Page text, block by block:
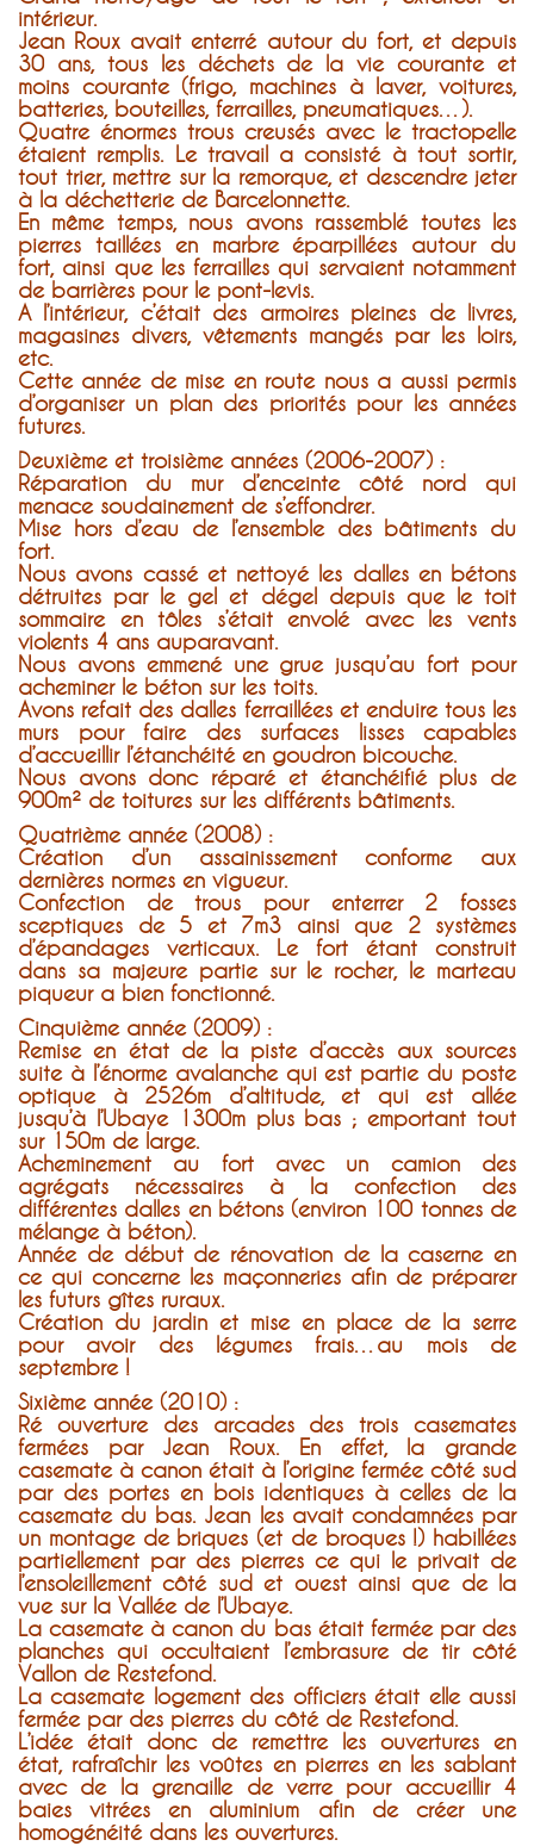
intérieur.
Jean Roux avait enterré autour du fort, et depuis
30 ans, tous les déchets de la vie courante et
moins courante (frigo, machines à laver, voitures,
batteries, bouteilles, ferrailles, pneumatiques…).
Quatre énormes trous creusés avec le tractopelle
étaient remplis. Le travail a consisté à tout sortir,
tout trier, mettre sur la remorque, et descendre jeter
à la déchetterie de Barcelonnette.
En même temps, nous avons rassemblé toutes les
pierres taillées en marbre éparpillées autour du
fort, ainsi que les ferrailles qui servaient notamment
de barrières pour le pont-levis.
A l’intérieur, c’était des armoires pleines de livres,
magasines divers, vêtements mangés par les loirs,
etc.
Cette année de mise en route nous a aussi permis
d’organiser un plan des priorités pour les années
futures.
Deuxième et troisième années (2006-2007) :
Réparation du mur d’enceinte côté nord qui
menace soudainement de s’effondrer.
Mise hors d’eau de l’ensemble des bâtiments du
fort.
Nous avons cassé et nettoyé les dalles en bétons
détruites par le gel et dégel depuis que le toit
sommaire en tôles s’était envolé avec les vents
violents 4 ans auparavant.
Nous avons emmené une grue jusqu’au fort pour
acheminer le béton sur les toits.
Avons refait des dalles ferraillées et enduire tous les
murs pour faire des surfaces lisses capables
d’accueillir l’étanchéité en goudron bicouche.
Nous avons donc réparé et étanchéifié plus de
900m² de toitures sur les différents bâtiments.
Quatrième année (2008) :
Création d’un assainissement conforme aux
dernières normes en vigueur.
Confection de trous pour enterrer 2 fosses
sceptiques de 5 et 7m3 ainsi que 2 systèmes
d’épandages verticaux. Le fort étant construit
dans sa majeure partie sur le rocher, le marteau
piqueur a bien fonctionné.
Cinquième année (2009) :
Remise en état de la piste d’accès aux sources
suite à l’énorme avalanche qui est partie du poste
optique à 2526m d’altitude, et qui est allée
jusqu’à l’Ubaye 1300m plus bas ; emportant tout
sur 150m de large.
Acheminement au fort avec un camion des
agrégats nécessaires à la confection des
différentes dalles en bétons (environ 100 tonnes de
mélange à béton).
Année de début de rénovation de la caserne en
ce qui concerne les maçonneries afin de préparer
les futurs gîtes ruraux.
Création du jardin et mise en place de la serre
pour avoir des légumes frais…au mois de
septembre !
Sixième année (2010) :
Ré ouverture des arcades des trois casemates
fermées par Jean Roux. En effet, la grande
casemate à canon était à l’origine fermée côté sud
par des portes en bois identiques à celles de la
casemate du bas. Jean les avait condamnées par
un montage de briques (et de broques !) habillées
partiellement par des pierres ce qui le privait de
l’ensoleillement côté sud et ouest ainsi que de la
vue sur la Vallée de l’Ubaye.
La casemate à canon du bas était fermée par des
planches qui occultaient l’embrasure de tir côté
Vallon de Restefond.
La casemate logement des officiers était elle aussi
fermée par des pierres du côté de Restefond.
L’idée était donc de remettre les ouvertures en
état, rafraîchir les voûtes en pierres en les sablant
avec de la grenaille de verre pour accueillir 4
baies vitrées en aluminium afin de créer une
homogénéité dans les ouvertures.